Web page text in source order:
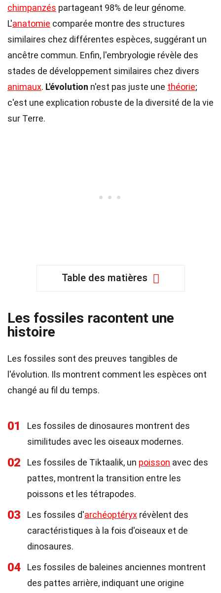
chimpanzés partageant 98% de leur génome.
L'anatomie comparée montre des structures
similaires chez différentes espèces, suggérant un
ancêtre commun. Enfin, l'embryologie révèle des
stades de développement similaires chez divers
animaux. L'évolution n'est pas juste une théorie;
c'est une explication robuste de la diversité de la vie
sur Terre.
Table des matières
Les fossiles racontent une
histoire
Les fossiles sont des preuves tangibles de
l'évolution. Ils montrent comment les espèces ont
changé au fil du temps.
01
Les fossiles de dinosaures montrent des
similitudes avec les oiseaux modernes.
02 Les fossiles de Tiktaalik, un poisson avec des
pattes, montrent la transition entre les
poissons et les tétrapodes.
03 Les fossiles d'archéoptéryx révèlent des
caractéristiques à la fois d'oiseaux et de
dinosaures.
04
Les fossiles de baleines anciennes montrent
des pattes arrière, indiquant une origine